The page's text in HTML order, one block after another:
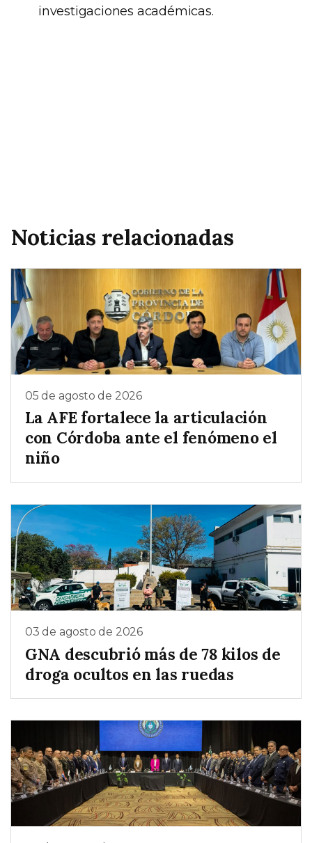
investigaciones académicas.
Noticias relacionadas
05 de agosto de 2026
La AFE fortalece la articulación
con Córdoba ante el fenómeno el
niño
03 de agosto de 2026
GNA descubrió más de 78 kilos de
droga ocultos en las ruedas